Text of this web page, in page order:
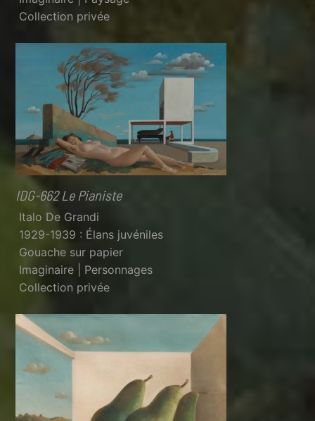
Collection privée
IDG-662 Le Pianiste
Italo De Grandi
1929-1939 : Élans juvéniles
Gouache sur papier
Imaginaire | Personnages
Collection privée